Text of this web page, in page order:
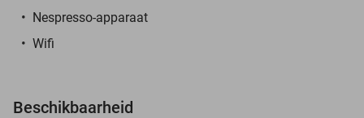
Nespresso-apparaat
Wifi
Beschikbaarheid